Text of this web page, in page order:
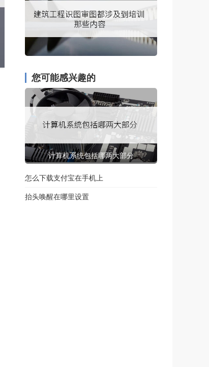
您可能感兴趣的
计算机系统包括哪两大部分
怎么下载支付宝在手机上
抬头唤醒在哪里设置